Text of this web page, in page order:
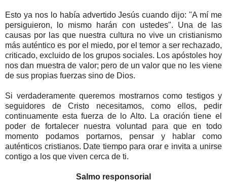
Esto ya nos lo había advertido Jesús cuando dijo: "A mí me
persiguieron, lo mismo harán con ustedes". Una de las
causas por las que nuestra cultura no vive un cristianismo
más auténtico es por el miedo, por el temor a ser rechazado,
criticado, excluido de los grupos sociales. Los apóstoles hoy
nos dan muestra de valor; pero de un valor que no les viene
de sus propias fuerzas sino de Dios.
Si verdaderamente queremos mostrarnos como testigos y
seguidores de Cristo necesitamos, como ellos, pedir
continuamente esta fuerza de lo Alto. La oración tiene el
poder de fortalecer nuestra voluntad para que en todo
momento podamos portarnos, pensar y hablar como
auténticos cristianos. Date tiempo para orar e invita a unirse
contigo a los que viven cerca de ti.
Salmo responsorial